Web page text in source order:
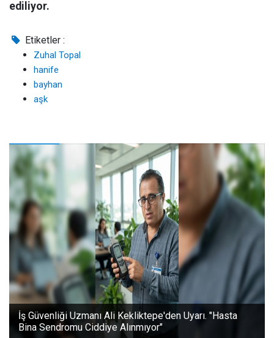
ediliyor.
Etiketler :
Zuhal Topal
hanife
bayhan
aşk